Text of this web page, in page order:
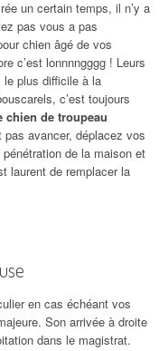
un certain temps, il n’y a
pas vous a pas
chien âgé de vos
c’est lonnnngggg ! Leurs
le plus difficile à la
c’est toujours
chien de troupeau
pas avancer, déplacez vos
de la maison et
laurent de remplacer la
en cas échéant vos
Son arrivée à droite
dans le magistrat.